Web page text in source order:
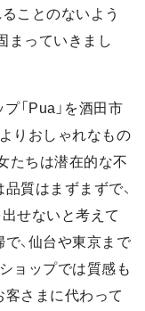
ことのないよう
まっていきまし
「Pua」を酒田市
りおしゃれなもの
たちは潜在的な不
質はまずまずで、
せないと考えて
、仙台や東京まで
ョップでは質感も
客さまに代わって